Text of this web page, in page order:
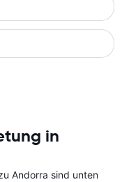
in
Andorra sind unten